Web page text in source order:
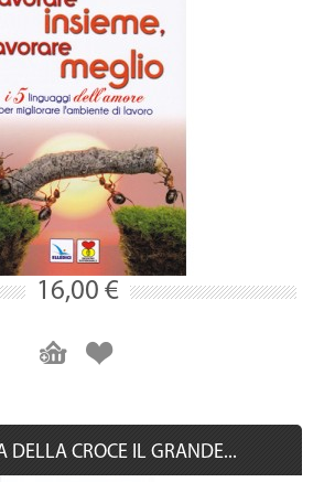
16,00 €
DELLA CROCE IL GRANDE...